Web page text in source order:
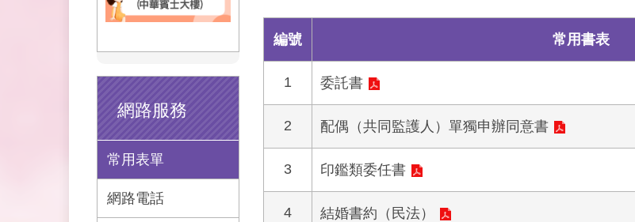
網路服務
常用表單
網路電話
編號 常用書表
1 委託書
2 配偶（共同監護人）單獨申辦同意書
3 印鑑類委任書
4 結婚書約（民法）